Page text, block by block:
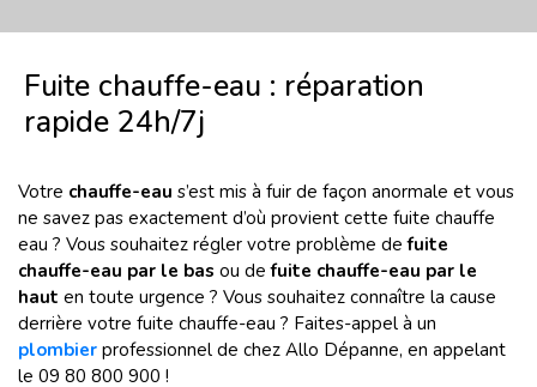
Fuite chauffe-eau : réparation
rapide 24h/7j
Votre chauffe-eau s’est mis à fuir de façon anormale et vous
ne savez pas exactement d’où provient cette fuite chauffe
eau ? Vous souhaitez régler votre problème defuite
chauffe-eau par le bas ou defuite chauffe-eau par le
haut en toute urgence ? Vous souhaitez connaître la cause
derrière votre fuite chauffe-eau ? Faites-appel à un
plombier professionnel de chez Allo Dépanne, en appelant
le 09 80 800 900 !